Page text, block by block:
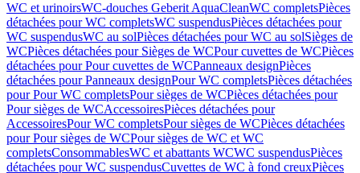
WC et urinoirsWC-douches Geberit AquaCleanWC completsPièces
détachées pour WC completsWC suspendusPièces détachées pour
WC suspendusWC au solPièces détachées pour WC au solSièges de
WCPièces détachées pour Sièges de WCPour cuvettes de WCPièces
détachées pour Pour cuvettes de WCPanneaux designPièces
détachées pour Panneaux designPour WC completsPièces détachées
pour Pour WC completsPour sièges de WCPièces détachées pour
Pour sièges de WCAccessoiresPièces détachées pour
AccessoiresPour WC completsPour sièges de WCPièces détachées
pour Pour sièges de WCPour sièges de WC et WC
completsConsommablesWC et abattants WCWC suspendusPièces
détachées pour WC suspendusCuvettes de WC à fond creuxPièces